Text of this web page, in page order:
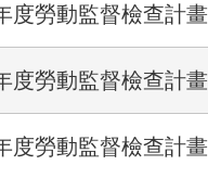
度勞動監督檢查計畫
度勞動監督檢查計畫
度勞動監督檢查計畫